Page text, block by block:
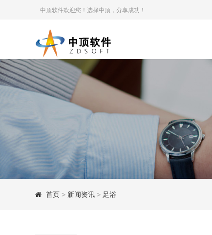
中顶软件欢迎您！选择中顶，分享成功！
首页 > 新闻资讯 > 足浴